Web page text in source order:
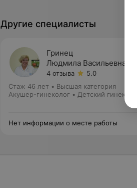
Другие специалисты
Гринец
Людмила Васильевна
4 отзыва
5.0
Стаж 46 лет • Высшая категория
Акушер-гинеколог • Детский гинеколог
Нет информации о месте работы